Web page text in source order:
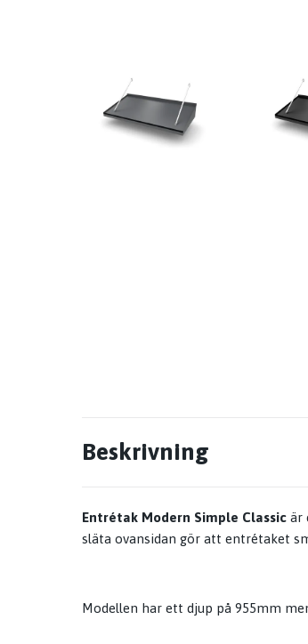
Beskrivning
Entrétak Modern Simple Classic är
släta ovansidan gör att entrétaket
Modellen har ett djup på 955mm